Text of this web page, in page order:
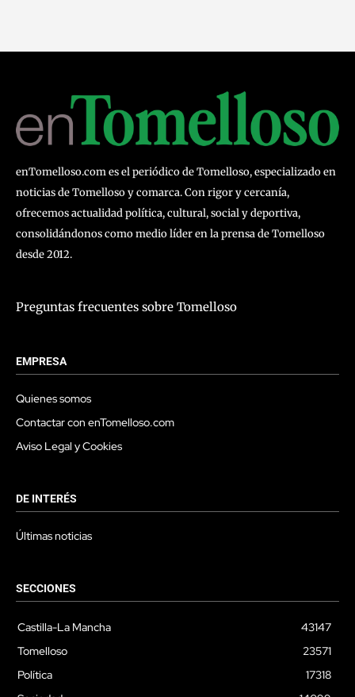
enTomelloso.com es el periódico de Tomelloso, especializado en
noticias de Tomelloso y comarca. Con rigor y cercanía,
ofrecemos actualidad política, cultural, social y deportiva,
consolidándonos como medio líder en la prensa de Tomelloso
desde 2012.
Preguntas frecuentes sobre Tomelloso
EMPRESA
Quienes somos
Contactar con enTomelloso.com
Aviso Legal y Cookies
DE INTERÉS
Últimas noticias
SECCIONES
Castilla-La Mancha
43147
Tomelloso
23571
Política
17318